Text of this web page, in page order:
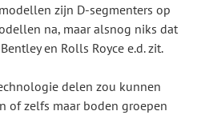
zijn D-segmenters op
na, maar alsnog niks dat
en Rolls Royce e.d. zit.
delen zou kunnen
of zelfs maar boden groepen